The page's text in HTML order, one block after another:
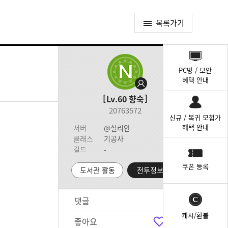
목록가기
Lv.60향숙
20763572
서버
@실리안
클래스
기공사
길드
-
도서관 활동 전투정보실
댓글
좋아요
PC방 / 보안
혜택 안내
신규 / 복귀 모험가
혜택 안내
쿠폰 등록
캐시/환불